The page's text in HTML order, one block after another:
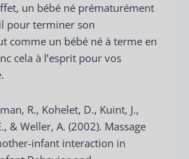
un bébé né prématurément
pour terminer son
comme un bébé né à terme en
cela à l’esprit pour vos
R., Kohelet, D., Kuint, J.,
& Weller, A. (2002). Massage
infant interaction in